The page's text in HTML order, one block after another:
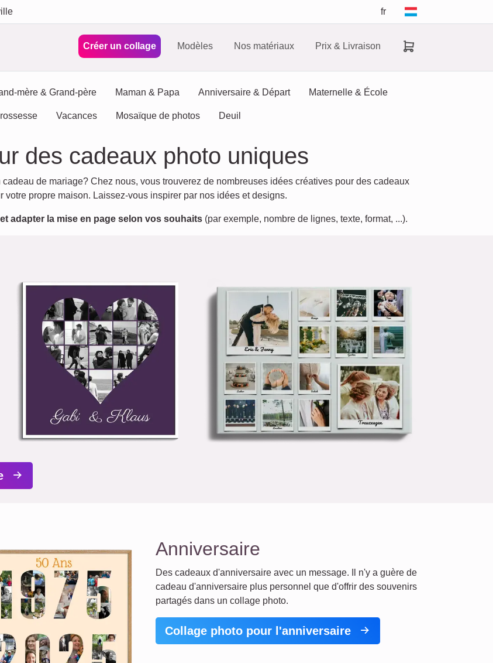
fr
Créer un collage Modèles Nos matériaux Prix & Livraison
mère & Grand-père Maman & Papa Anniversaire & Départ Maternelle & École
Vacances Mosaïque de photos Deuil
des cadeaux photo uniques
de mariage? Chez nous, vous trouverez de nombreuses idées créatives pour des cadeaux
propre maison. Laissez-vous inspirer par nos idées et designs.
adapter la mise en page selon vos souhaits (par exemple, nombre de lignes, texte, format, ...).
Anniversaire
Des cadeaux d'anniversaire avec un message. Il n'y a guère de
cadeau d'anniversaire plus personnel que d'offrir des souvenirs
partagés dans un collage photo.
Collage photo pour l'anniversaire